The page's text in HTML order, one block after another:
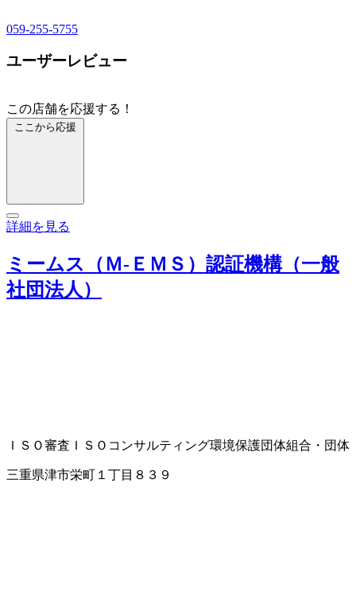
059-255-5755
ユーザーレビュー
この店舗を応援する！
ここから応援
詳細を見る
ミームス（Ｍ‐ＥＭＳ）認証機構（一般
社団法人）
ＩＳＯ審査 ＩＳＯコンサルティング環境保護団体組合・団体
三重県津市栄町１丁目８３９